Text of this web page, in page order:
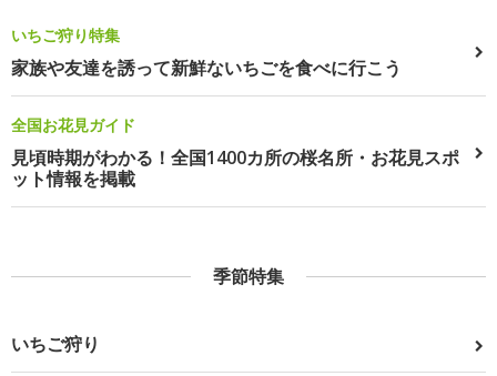
いちご狩り特集
家族や友達を誘って新鮮ないちごを食べに行こう
全国お花見ガイド
見頃時期がわかる！全国1400カ所の桜名所・お花見スポ
ット情報を掲載
季節特集
いちご狩り